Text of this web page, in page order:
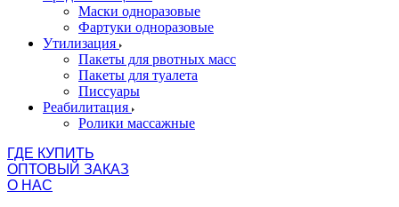
Маски одноразовые
Фартуки одноразовые
Утилизация
Пакеты для рвотных масс
Пакеты для туалета
Писсуары
Реабилитация
Ролики массажные
ГДЕ КУПИТЬ
ОПТОВЫЙ ЗАКАЗ
О НАС